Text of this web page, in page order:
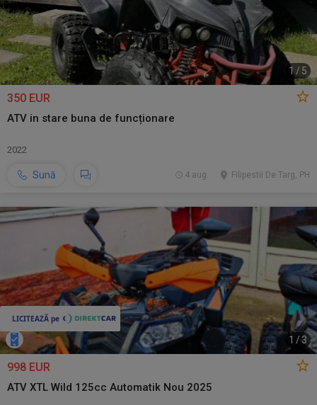
1 / 5
350 EUR
ATV in stare buna de funcționare
2022
Sună Filipestii De Targ, PH
4 aug.
1 /3
998 EUR
ATV XTL Wild 125cc Automatik Nou 2025